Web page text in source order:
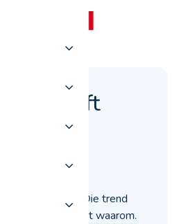
blijft
de mazoutprijs. Die trend
We leggen uit waarom.